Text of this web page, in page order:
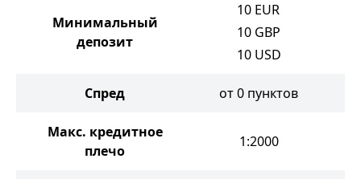
Минимальный
депозит
10 EUR
10 GBP
10 USD
Спред от 0 пунктов
Макс. кредитное
плечо
1:2000